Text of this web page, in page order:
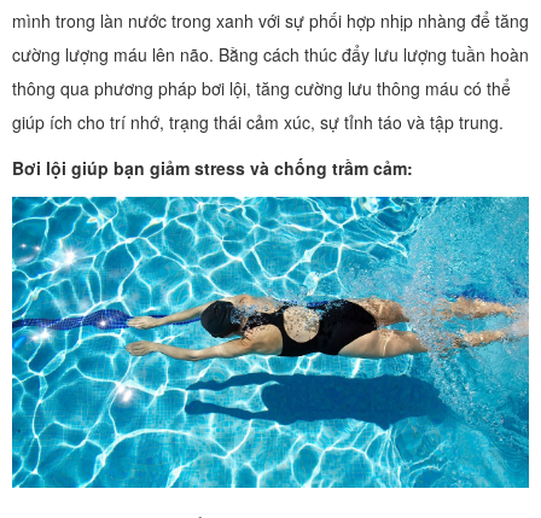
mình trong làn nước trong xanh với sự phối hợp nhịp nhàng để tăng
cường lượng máu lên não. Bằng cách thúc đẩy lưu lượng tuần hoàn
thông qua phương pháp bơi lội, tăng cường lưu thông máu có thể
giúp ích cho trí nhớ, trạng thái cảm xúc, sự tỉnh táo và tập trung.
Bơi lội giúp bạn giảm stress và chống trầm cảm: